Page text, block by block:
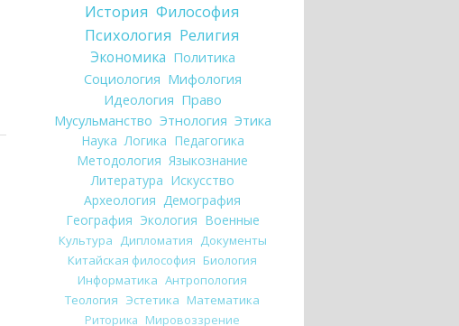
История Философия
Психология Религия
Экономика Политика
Социология Мифология
Идеология Право
Мусульманство Этнология Этика
Наука Логика Педагогика
Методология Языкознание
Литература Искусство
Археология Демография
География Экология Военные
Культура Дипломатия Документы
Китайская философия Биология
Информатика Антропология
Теология Эстетика Математика
Риторика Мировоззрение